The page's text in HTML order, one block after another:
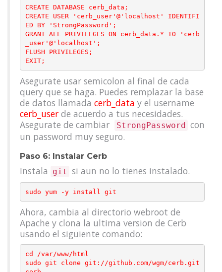
CREATE DATABASE cerb_data;
CREATE USER 'cerb_user'@'localhost' IDENTIFI
ED BY 'StrongPassword';
GRANT ALL PRIVILEGES ON cerb_data.* TO 'cerb
_user'@'localhost';
FLUSH PRIVILEGES;
Asegurate usar semicolon al final de cada
query que se haga. Puedes remplazar la base
de datos llamada cerb_data y el username
cerb_user de acuerdo a tus necesidades.
Asegurate de cambiar
StrongPassword con
un password muy seguro.
Paso 6: Instalar Cerb
Instala git si aun no lo tienes instalado.
Ahora, cambia al directorio webroot de
Apache y clona la ultima version de Cerb
usando el siguiente comando:
cd /var/www/html
sudo git clone git://github.com/wgm/cerb.git